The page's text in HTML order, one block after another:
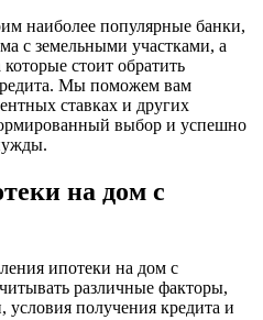
наиболее популярные банки,
с земельными участками, а
стоит обратить
Мы поможем вам
ставках и других
выбор и успешно
на дом с
ипотеки на дом с
различные факторы,
условия получения кредита и